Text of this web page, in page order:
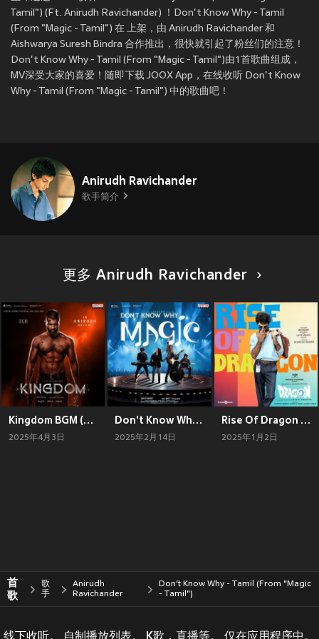
Tamil") (Ft. Anirudh Ravichander) ！Don't Know Why - Tamil
(From "Magic - Tamil") 在 上架，由 Anirudh Ravichander 和
Aishwarya Suresh Bindra 合作推出，很快就引起了粉丝们的注意！
Don't Know Why - Tamil (From "Magic - Tamil")由1首歌曲组成，
MV深受大家的喜爱！随即下载 JOOX App，在线收听 Don't Know
Why - Tamil (From "Magic - Tamil") 中的歌曲吧！
Anirudh Ravichander
歌手简介
更多 Anirudh Ravichander
Kingdom BGM (From "Kingdom")
2025年4月3日
Don't Know Why (From "Magic")
2025年2月14日
Rise Of Dragon (From "Dragon")
2025年1月2日
首
歌
歌
手
Anirudh
Ravichander
Don't Know Why - Tamil (From "Magic
- Tamil")